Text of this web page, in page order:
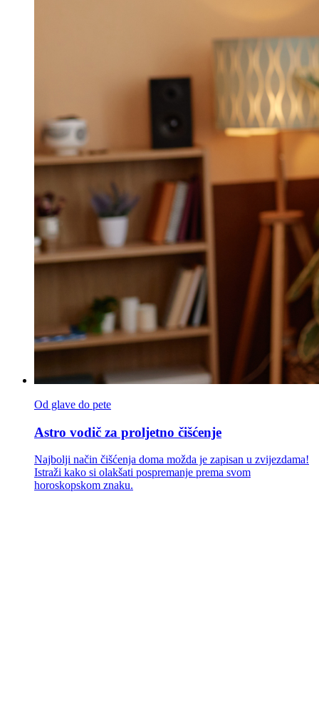
Od glave do pete
Astro vodič za proljetno čišćenje
Najbolji način čišćenja doma možda je zapisan u zvijezdama!
Istraži kako si olakšati pospremanje prema svom
horoskopskom znaku.